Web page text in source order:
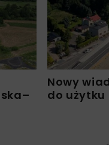
Nowy
do użytku